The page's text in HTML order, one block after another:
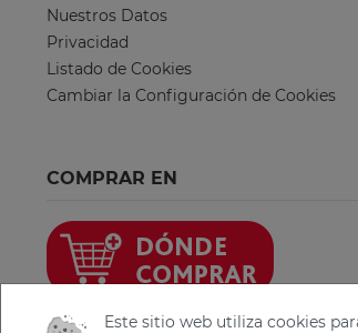
Nuestros Datos
Privacidad
Listado de Cookies
Cambiar la Configuración de Cookies
COMPRAR EN
Este sitio web utiliza cookies